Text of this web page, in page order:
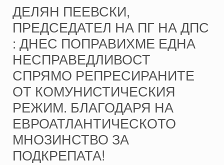
ДЕЛЯН ПЕЕВСКИ,
ПРЕДСЕДАТЕЛ НА ПГ НА ДПС
: ДНЕС ПОПРАВИХМЕ ЕДНА
НЕСПРАВЕДЛИВОСТ
СПРЯМО РЕПРЕСИРАНИТЕ
ОТ КОМУНИСТИЧЕСКИЯ
РЕЖИМ. БЛАГОДАРЯ НА
ЕВРОАТЛАНТИЧЕСКОТО
МНОЗИНСТВО ЗА
ПОДКРЕПАТА!